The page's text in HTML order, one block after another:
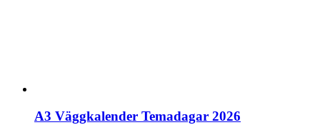
A3 Väggkalender Temadagar 2026